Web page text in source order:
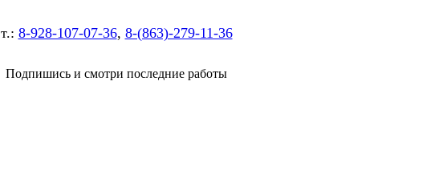
т.: 8-928-107-07-36, 8-(863)-279-11-36
Подпишись и смотри последние работы